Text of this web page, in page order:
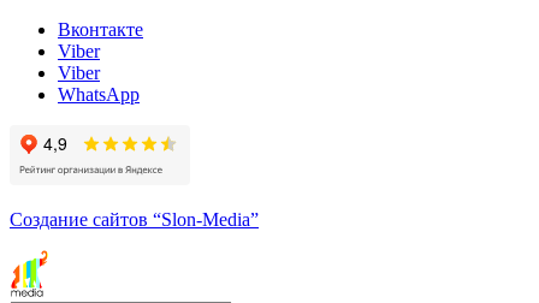
Вконтакте
Viber
Viber
WhatsApp
Создание сайтов “Slon-Media”